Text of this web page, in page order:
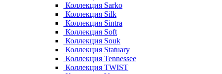
Коллекция Sarko
Коллекция Silk
Коллекция Sintra
Коллекция Soft
Коллекция Souk
Коллекция Statuary
Коллекция Tennessee
Коллекция TWIST